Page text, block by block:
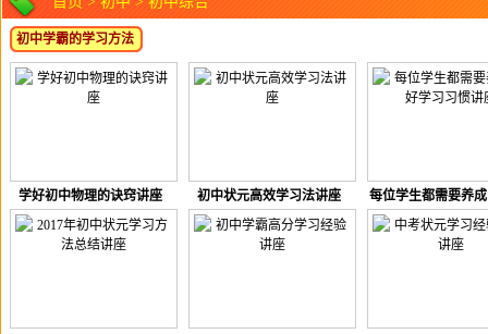
初中学霸的学习方法
学好初中物理的诀窍讲座 初中状元高效学习法讲座
每位学生都需要养
习习惯讲座